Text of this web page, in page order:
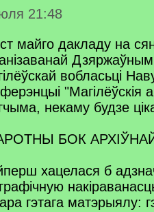
21:48
майго дакладу на
вобласьці
"Магілёўскія
некаму будзе
БОК
хацелася б
гэтага матэрыялу: